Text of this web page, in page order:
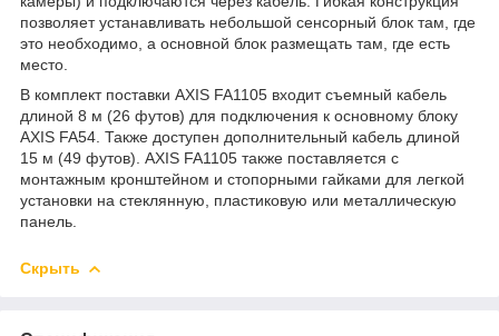
позволяет устанавливать небольшой сенсорный блок там, где
это необходимо, а основной блок размещать там, где есть
место.
В комплект поставки AXIS FA1105 входит съемный кабель
длиной 8 м (26 футов) для подключения к основному блоку
AXIS FA54. Также доступен дополнительный кабель длиной
15 м (49 футов). AXIS FA1105 также поставляется с
монтажным кронштейном и стопорными гайками для легкой
установки на стеклянную, пластиковую или металлическую
панель.
Скрыть